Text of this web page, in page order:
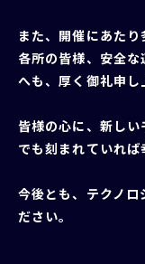
また、開催にあた
各所の皆様、安全
へも、厚く御礼申し
皆様の心に、新し
でも刻まれていれば
今後とも、テクノロ
ださい。